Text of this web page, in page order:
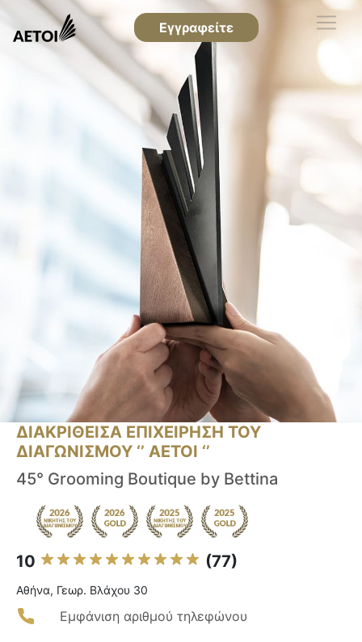
Εγγραφείτε
ΔΙΑΚΡΙΘΕΙΣΑ ΕΠΙΧΕΙΡΗΣΗ ΤΟΥ
ΔΙΑΓΩΝΙΣΜΟΥ ‘’ ΑΕΤΟΙ ‘’
45° Grooming Boutique by Bettina
10 (77)
Αθήνα, Γεωρ. Βλάχου 30
Εμφάνιση αριθμού τηλεφώνου